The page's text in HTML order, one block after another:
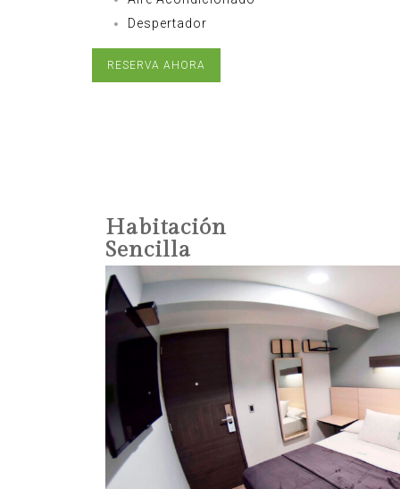
Despertador
RESERVA AHORA
Habitación
Sencilla